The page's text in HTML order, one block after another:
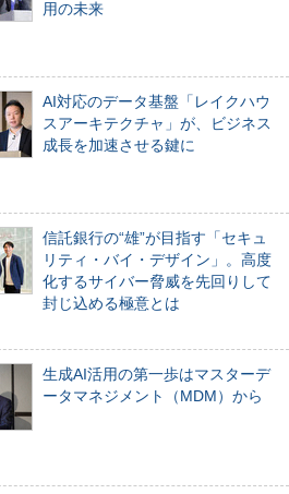
用の未来
AI対応のデータ基盤「レイクハウ
スアーキテクチャ」が、ビジネス
成長を加速させる鍵に
信託銀行の“雄”が目指す「セキュ
リティ・バイ・デザイン」。高度
化するサイバー脅威を先回りして
封じ込める極意とは
生成AI活用の第一歩はマスターデ
ータマネジメント（MDM）から